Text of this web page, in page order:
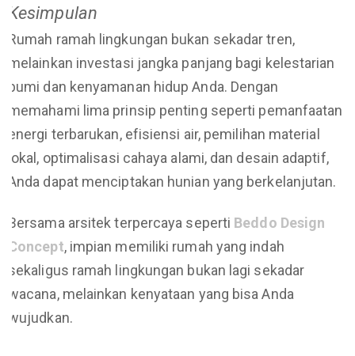
Kesimpulan
Rumah ramah lingkungan bukan sekadar tren,
melainkan investasi jangka panjang bagi kelestarian
bumi dan kenyamanan hidup Anda. Dengan
memahami lima prinsip penting seperti pemanfaatan
energi terbarukan, efisiensi air, pemilihan material
lokal, optimalisasi cahaya alami, dan desain adaptif,
Anda dapat menciptakan hunian yang berkelanjutan.
Bersama arsitek terpercaya seperti Beddo Design
Concept, impian memiliki rumah yang indah
sekaligus ramah lingkungan bukan lagi sekadar
wacana, melainkan kenyataan yang bisa Anda
wujudkan.